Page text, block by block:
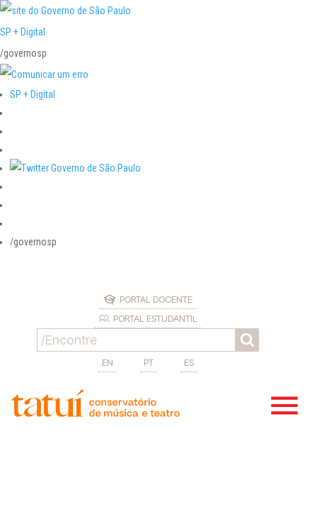
SP + Digital
/governosp
SP + Digital
/governosp
PORTAL DOCENTE
PORTAL ESTUDANTIL
EN PT ES